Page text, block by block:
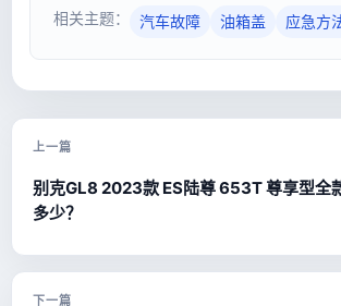
相关主题：
汽车故障 油箱盖 应急方
上一篇
别克GL8 2023款 ES陆尊 653T 尊享型全
多少？
下一篇